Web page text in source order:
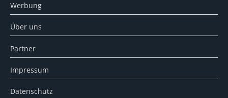
Werbung
Über uns
Partner
Impressum
Datenschutz